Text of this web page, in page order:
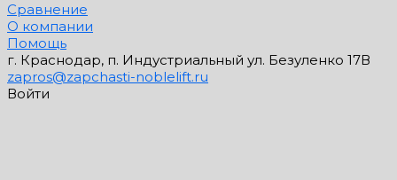
Сравнение
О компании
Помощь
г. Краснодар, п. Индустриальный ул. Безуленко 17В
zapros@zapchasti-noblelift.ru
Войти